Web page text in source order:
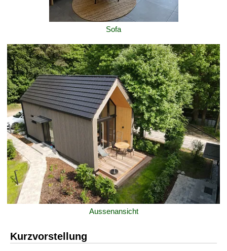
Sofa
Aussenansicht
Kurzvorstellung